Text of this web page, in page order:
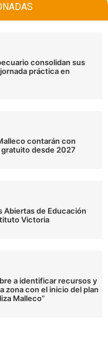
consolidan sus
práctica en
contarán con
desde 2027
Abiertas de Educación
Victoria
a identificar recursos y
zona con el inicio del plan
Malleco”